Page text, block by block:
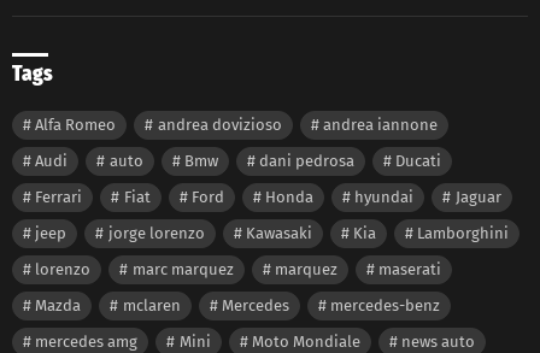
Tags
Alfa Romeo andrea dovizioso
andrea iannone
Audi
auto Bmw dani pedrosa
Ducati
Ferrari
Fiat Ford Honda hyundai
Jaguar
jeep
jorge lorenzo Kawasaki Kia
Lamborghini
lorenzo
marc marquez marquez
maserati
Mazda
mclaren Mercedes
mercedes-benz
mercedes amg
Mini Moto Mondiale
news auto